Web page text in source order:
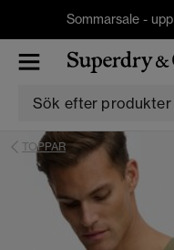
Sommarsale -
TOPPAR